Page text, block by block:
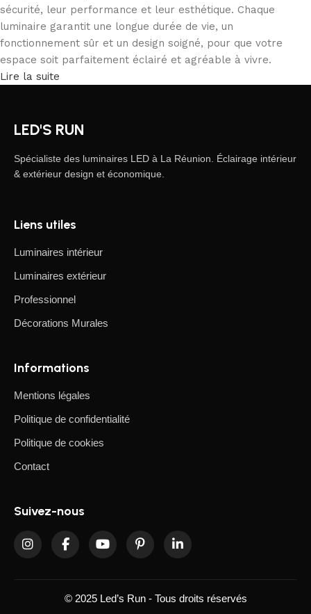
sécurité, leur performance et leur esthétique. Chaque
luminaire garantit une longue durée de vie, un
fonctionnement sûr et un design soigné, pour que votre
espace soit parfaitement éclairé et agréable à vivre.
Lire la suite
LED'S RUN
Spécialiste des luminaires LED à La Réunion. Éclairage intérieur
& extérieur design et économique.
Liens utiles
Luminaires intérieur
Luminaires extérieur
Professionnel
Décorations Murales
Informations
Mentions légales
Politique de confidentialité
Politique de cookies
Contact
Suivez-nous
© 2025 Led’s Run - Tous droits réservés